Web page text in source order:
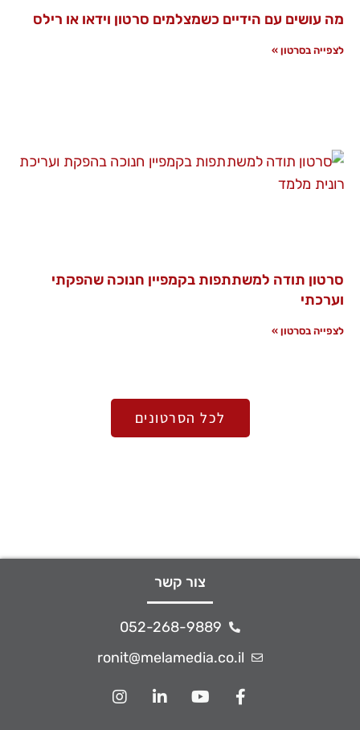
מה עושים עם הידיים כשמצלמים סרטון וידאו או רילס
לצפייה בסרטון »
סרטון תודה למשתתפות בקמפיין חנוכה שהפקתי
וערכתי
לצפייה בסרטון »
לכל הסרטונים
צור קשר
052-268-9889
ronit@melamedia.co.il